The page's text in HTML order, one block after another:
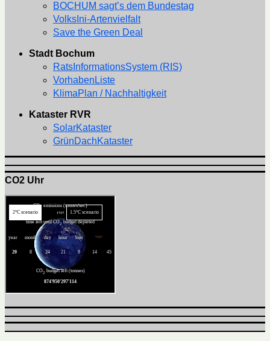
BOCHUM sagt’s dem Bundestag
VolksIni-Artenvielfalt
Save the Green Deal
Stadt Bochum
RatsInformationsSystem (RIS)
VorhabenListe
KlimaPlan / Nachhaltigkeit
Kataster RVR
SolarKataster
GrünDachKataster
CO2 Uhr